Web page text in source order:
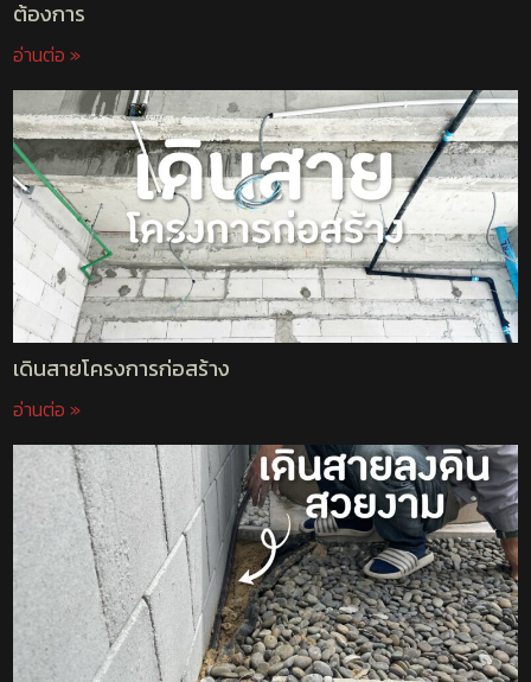
ต้องการ
อ่านต่อ »
เดินสายโครงการก่อสร้าง
อ่านต่อ »